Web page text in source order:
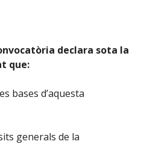
declara sota la
que:
bases d’aquesta
generals de la